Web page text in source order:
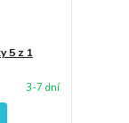
5 z 1
3-7 dní